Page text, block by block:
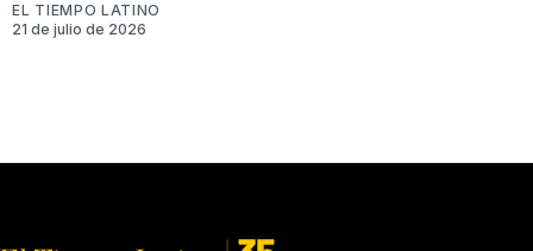
EL TIEMPO LATINO
21 de julio de 2026